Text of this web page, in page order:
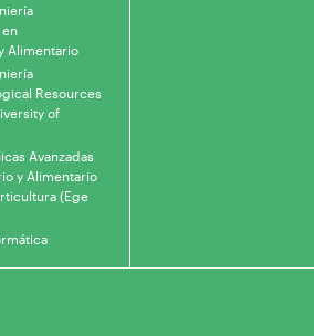
en
Alimentario
Resources
of
Avanzadas
y Alimentario
(Ege